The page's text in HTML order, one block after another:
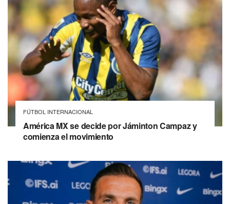
FÚTBOL INTERNACIONAL
América MX se decide por Jáminton Campaz y
comienza el movimiento